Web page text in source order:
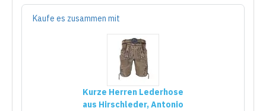
Kaufe es zusammen mit
Kurze Herren Lederhose
aus Hirschleder, Antonio